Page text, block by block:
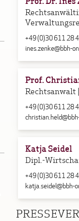
Prof. Dr. Ines
+49 (0)30 611 28
ines.zenke@bbh-
Prof.
Rechtsanwalt
+49 (0)30 611 28
Katja Seidel
Dipl.-
+49 (0)30 611 28
katja.seidel@bbh-